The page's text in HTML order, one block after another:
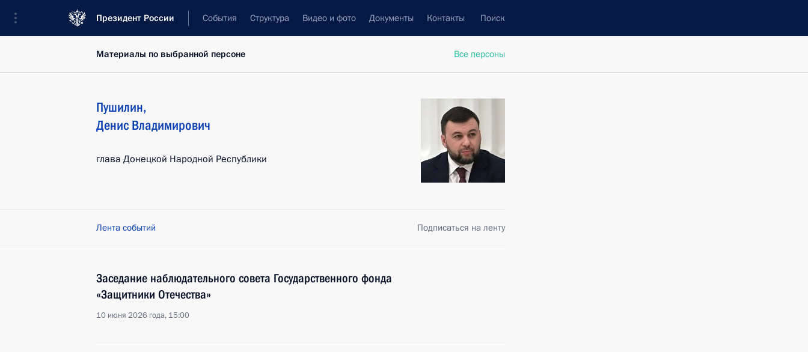
Президент России События Структура Видео и фото Документы Контакты Поиск
Все персоны
Материалы по выбранной персоне
Пушилин,
Денис Владимирович
глава Донецкой Народной Республики
Лента событий Подписаться на ленту
Заседание наблюдательного совета Государственного фонда
«Защитники Отечества»
10 июня 2026 года, 15:00